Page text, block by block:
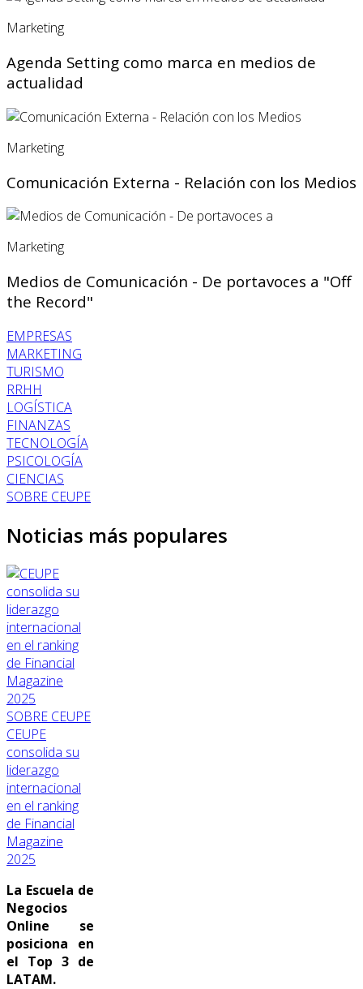
Marketing
Agenda Setting como marca en medios de
actualidad
Marketing
Comunicación Externa - Relación con los Medios
Marketing
Medios de Comunicación - De portavoces a "Off
the Record"
EMPRESAS
MARKETING
TURISMO
RRHH
LOGÍSTICA
FINANZAS
TECNOLOGÍA
PSICOLOGÍA
CIENCIAS
SOBRE CEUPE
Noticias más populares
SOBRE CEUPE
CEUPE
consolida su
liderazgo
internacional
en el ranking
de Financial
Magazine
2025
La Escuela de
Negocios
Online se
posiciona en
el Top 3 de
LATAM.